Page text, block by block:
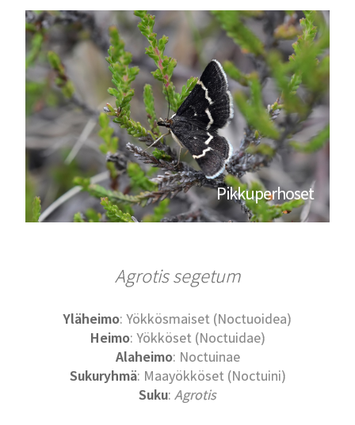
Pikkuperhoset
Agrotis segetum
Yläheimo: Yökkösmaiset (Noctuoidea)
Heimo: Yökköset (Noctuidae)
Alaheimo: Noctuinae
Sukuryhmä: Maayökköset (Noctuini)
Suku: Agrotis